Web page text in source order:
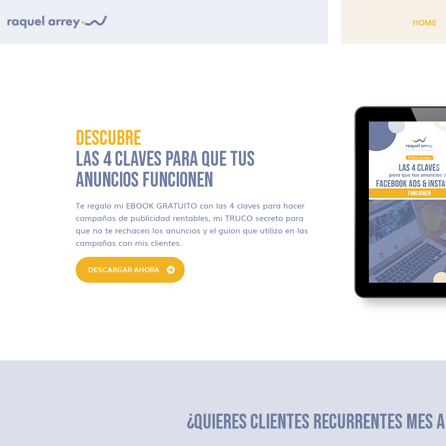
HOME
DESCUBRE
LAS 4 CLAVES PARA QUE TUS
ANUNCIOS FUNCIONEN
Te regalo mi EBOOK GRATUITO con las 4 claves para hacer
campañas de publicidad rentables, mi TRUCO secreto para
que no te rechacen los anuncios y el guion que utilizo en las
campañas con mis clientes.
DESCARGAR AHORA
¿QUIERES CLIENTES RECURRENTES MES